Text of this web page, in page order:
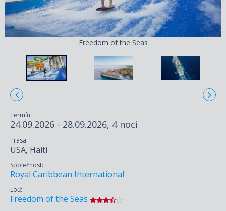
Freedom of the Seas
Termín:
24.09.2026 - 28.09.2026, 4 noci
Trasa:
USA, Haiti
Společnost:
Royal Caribbean International
Loď:
Freedom of the Seas